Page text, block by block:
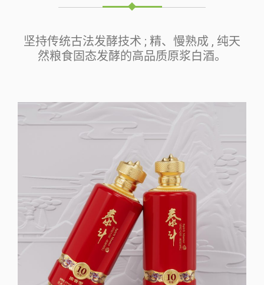
坚持传统古法发酵技术 ; 精、慢熟成 , 纯天
然粮食固态发酵的高品质原浆白酒。